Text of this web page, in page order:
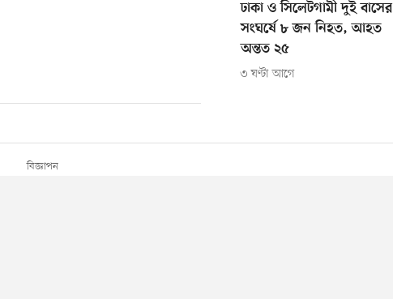
ঢাকা ও সিলেটগামী দুই বাসের
সংঘর্ষে ৮ জন নিহত, আহত
অন্তত ২৫
৩ ঘণ্টা আগে